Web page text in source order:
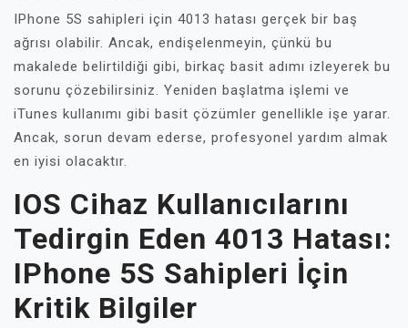
IPhone 5S sahipleri için 4013 hatası gerçek bir baş
ağrısı olabilir. Ancak, endişelenmeyin, çünkü bu
makalede belirtildiği gibi, birkaç basit adımı izleyerek bu
sorunu çözebilirsiniz. Yeniden başlatma işlemi ve
iTunes kullanımı gibi basit çözümler genellikle işe yarar.
Ancak, sorun devam ederse, profesyonel yardım almak
en iyisi olacaktır.
IOS Cihaz Kullanıcılarını
Tedirgin Eden 4013 Hatası:
IPhone 5S Sahipleri İçin
Kritik Bilgiler